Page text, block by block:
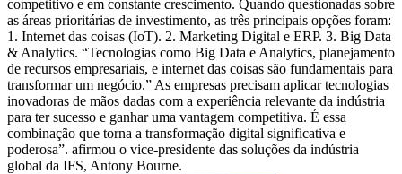
competitivo e em constante crescimento. Quando questionadas sobre
as áreas prioritárias de investimento, as três principais opções foram:
1. Internet das coisas (IoT). 2. Marketing Digital e ERP. 3. Big Data
& Analytics. “Tecnologias como Big Data e Analytics, planejamento
de recursos empresariais, e internet das coisas são fundamentais para
transformar um negócio.” As empresas precisam aplicar tecnologias
inovadoras de mãos dadas com a experiência relevante da indústria
para ter sucesso e ganhar uma vantagem competitiva. É essa
combinação que torna a transformação digital significativa e
poderosa”. afirmou o vice-presidente das soluções da indústria
global da IFS, Antony Bourne.